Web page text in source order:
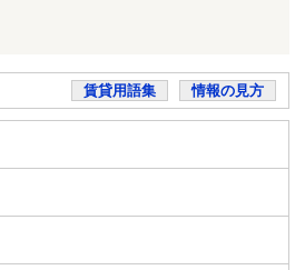
賃貸用語集 情報の見方